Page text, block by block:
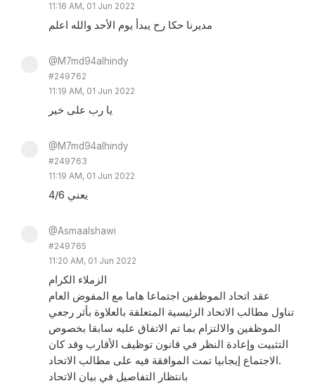
11:16 AM, 01 Jun 2022
مديرنا حكا رح يبدأ يوم الأحد والله اعلم
@M7md94alhindy
#249762
11:19 AM, 01 Jun 2022
يا رب على خير
@M7md94alhindy
#249763
11:19 AM, 01 Jun 2022
يعني 4/6
@Asmaalshawi
#249765
11:20 AM, 01 Jun 2022
الزملاء الكرام
عقد اتحاد الموظفين اجتماعا هاما مع المفوض العام
تناول مطالب الاتحاد الرئيسية المتعلقة بالعلاوة بأثر رجعي
الموظفين والالتزام بما تم الاتفاق عليه سابقا بخصوص
التثبيت وإعادة النظر في قانون توظيف الأقارب وقد كان
الاجتماع إيجابيا تمت الموافقة فيه على مطالب الاتحاد.
بانتظار التفاصيل في بيان الاتحاد